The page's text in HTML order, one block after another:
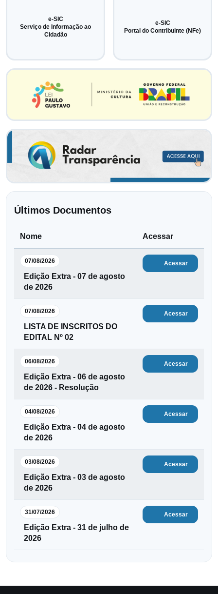
e-SIC
Serviço de Informação ao
Cidadão
e-SIC
Portal do Contribuinte (NFe)
Últimos Documentos
Nome Acessar
07/08/2026
Edição Extra - 07 de agosto
de 2026
Acessar
07/08/2026
LISTA DE INSCRITOS DO
EDITAL Nº 02
Acessar
06/08/2026
Edição Extra - 06 de agosto
de 2026 - Resolução
Acessar
04/08/2026
Edição Extra - 04 de agosto
de 2026
Acessar
03/08/2026
Edição Extra - 03 de agosto
de 2026
Acessar
31/07/2026
Edição Extra - 31 de julho de
2026
Acessar